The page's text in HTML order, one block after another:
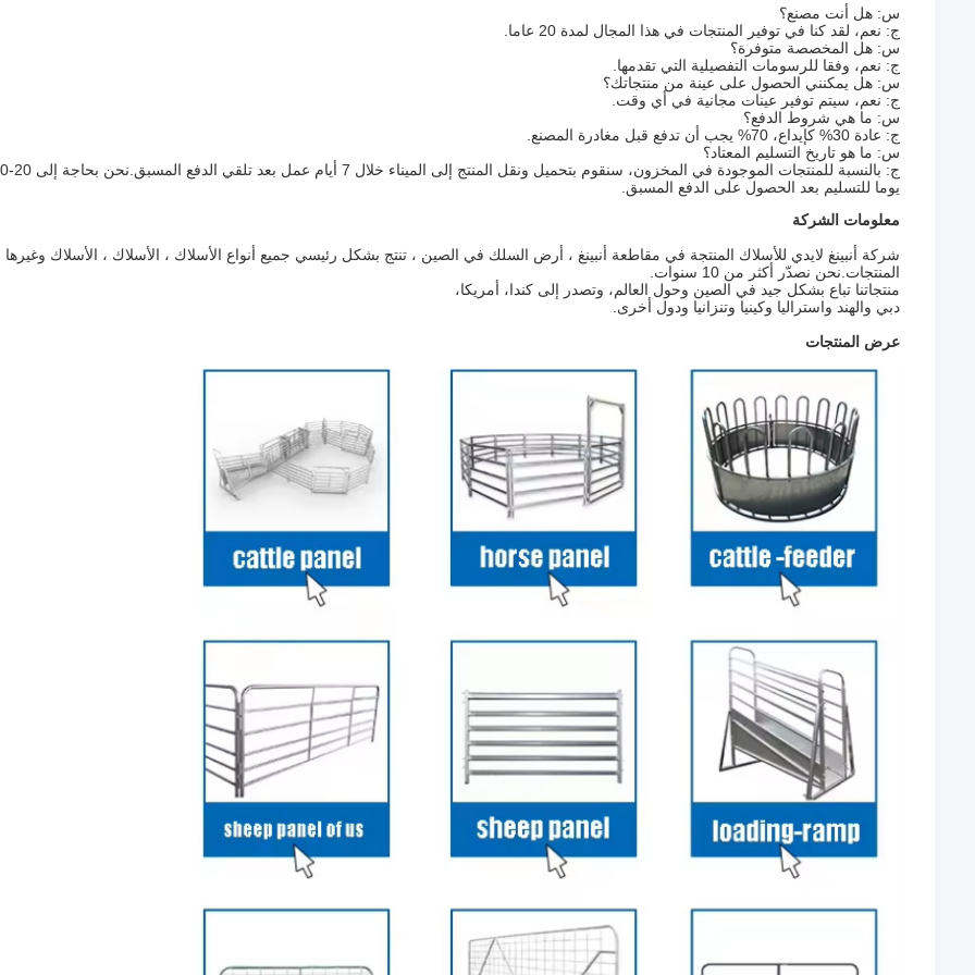
س: هل أنت مصنع؟
ج: نعم، لقد كنا في توفير المنتجات في هذا المجال لمدة 20 عاما.
س: هل المخصصة متوفرة؟
ج: نعم، وفقا للرسومات التفصيلية التي تقدمها.
س: هل يمكنني الحصول على عينة من منتجاتك؟
ج: نعم، سيتم توفير عينات مجانية في أي وقت.
س: ما هي شروط الدفع؟
ج: عادة 30% كإيداع، 70% يجب أن تدفع قبل مغادرة المصنع.
س: ما هو تاريخ التسليم المعتاد؟
ج: بالنسبة للمنتجات الموجودة في المخزون، سنقوم
يوما للتسليم بعد الحصول على الدفع المسبق.
معلومات الشركة
شركة أنبينغ لايدي للأسلاك المنتجة في مقاطعة أنبينغ ، أرض السلك في الصين ، تنتج بشكل رئيسي جميع أنواع الأسلاك ، الأسلاك ، الأسلاك
المنتجات.نحن نصدّر أكثر من 10 سنوات.
منتجاتنا تباع بشكل جيد في الصين وحول العالم، وتصدر إلى كندا، أمريكا،
دبي والهند واستراليا وكينيا وتنزانيا ودول أخرى.
عرض المنتجات